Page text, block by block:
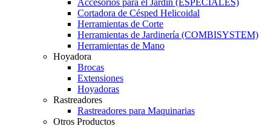
Cortadora de Césped Helicoidal
Herramientas de Corte
Herramientas de Jardinería (COMBISYSTEM)
Herramientas de Mano
Hoyadora
Brocas
Extensiones
Hoyadoras
Rastreadores
Rastreadores para Maquinarias
Otros Productos